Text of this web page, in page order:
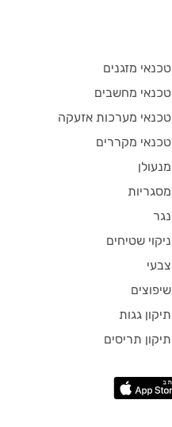
טכנאי מזגנים
טכנאי מחשבים
טכנאי מערכות אזעקה
טכנאי מקררים
מנעולן
מסגריות
נגר
ניקוי שטיחים
צבעי
שיפוצים
תיקון גגות
תיקון תריסים